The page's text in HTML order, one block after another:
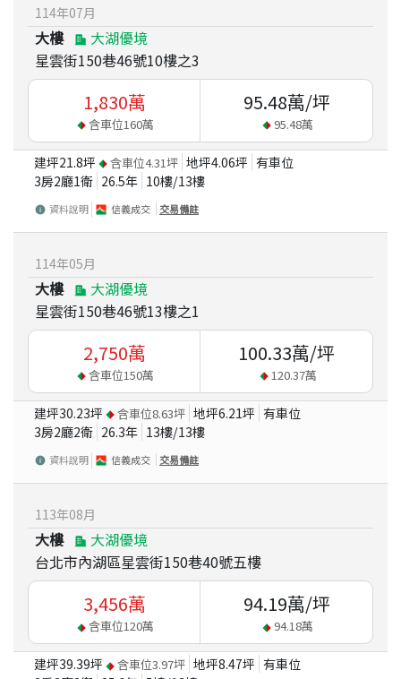
114年07月
大樓
大湖優境
星雲街150巷46號10樓之3
1,830萬
含車位160萬
95.48萬/坪
95.48萬
建坪21.8坪 含車位4.31坪 地坪4.06坪 有車位
3房2廳1衛 26.5年 10樓/13樓
資料說明 信義成交 交易備註
114年05月
大樓
大湖優境
星雲街150巷46號13樓之1
2,750萬
含車位150萬
100.33萬/坪
120.37萬
建坪30.23坪 含車位8.63坪 地坪6.21坪 有車位
3房2廳2衛 26.3年 13樓/13樓
資料說明 信義成交 交易備註
113年08月
大樓
大湖優境
台北市內湖區星雲街150巷40號五樓
3,456萬
含車位120萬
94.19萬/坪
94.18萬
建坪39.39坪 含車位3.97坪 地坪8.47坪 有車位